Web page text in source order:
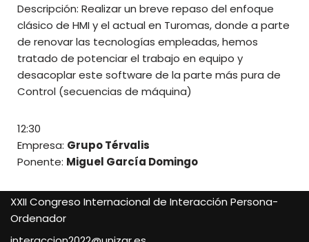
Descripción: Realizar un breve repaso del enfoque
clásico de HMI y el actual en Turomas, donde a parte
de renovar las tecnologías empleadas, hemos
tratado de potenciar el trabajo en equipo y
desacoplar este software de la parte más pura de
Control (secuencias de máquina)
12:30
Empresa: Grupo Térvalis
Ponente: Miguel García Domingo
XXII Congreso Internacional de Interacción Persona-
Ordenador